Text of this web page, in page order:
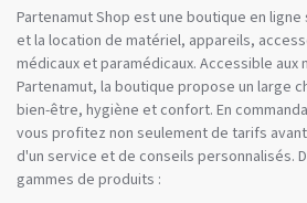
Partenamut Shop est une boutique en
et la location de matériel, appareils,
médicaux et paramédicaux. Accessible aux
Partenamut, la boutique propose un large
bien-être, hygiène et confort. En
vous profitez non seulement de tarifs
d'un service et de conseils personnalisés.
gammes de produits :